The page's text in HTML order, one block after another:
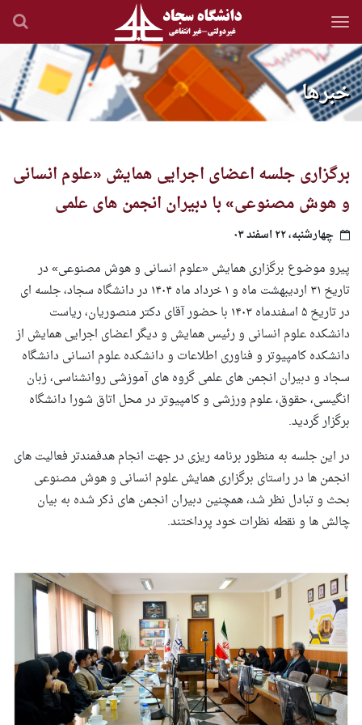
رفتن
محتوای
اصلی
خبرها
برگزاری جلسه اعضای اجرایی همایش «علوم انسانی
و هوش مصنوعی» با دبیران انجمن های علمی
چهارشنبه، ۲۲ اسفند ۰۳
پیرو موضوع برگزاری همایش«علوم انسانی و هوش مصنوعی» در
تاریخ ۳۱ اردیبهشت ماه و ۱ خرداد ماه ۱۴۰۴ در دانشگاه سجاد، جلسه ای
در تاریخ ۵ اسفندماه ۱۴۰۳ با حضور آقای دکتر منصوریان، ریاست
دانشکده علوم انسانی و رئیس همایش و دیگر اعضای اجرایی همایش از
دانشکده کامپیوتر و فناوری اطلاعات و دانشکده علوم انسانی دانشگاه
سجاد و دبیران انجمن های علمی گروه های آموزشی روانشناسی، زبان
انگیسی، حقوق، علوم ورزشی و کامپیوتر در محل اتاق شورا دانشگاه
برگزار گردید.
در این جلسه به منظور برنامه ریزی در جهت انجام هدفمندتر فعالیت های
انجمن ها در راستای برگزاری همایش علوم انسانی و هوش مصنوعی
بحث و تبادل نظر شد، همچنین دبیران انجمن های ذکر شده به بیان
چالش ها و نقطه نظرات خود پرداختند.